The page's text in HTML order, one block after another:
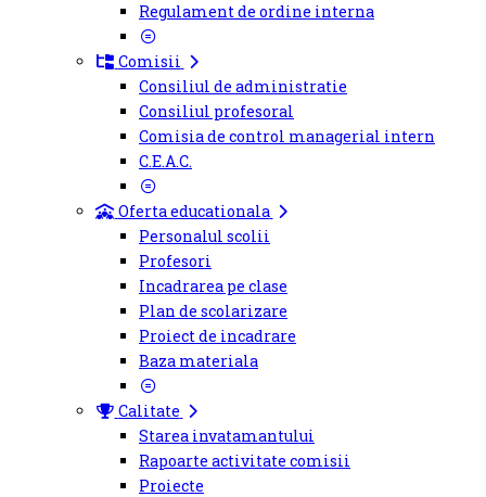
Regulament de ordine interna
Comisii
Consiliul de administratie
Consiliul profesoral
Comisia de control managerial intern
C.E.A.C.
Oferta educationala
Personalul scolii
Profesori
Incadrarea pe clase
Plan de scolarizare
Proiect de incadrare
Baza materiala
Calitate
Starea invatamantului
Rapoarte activitate comisii
Proiecte